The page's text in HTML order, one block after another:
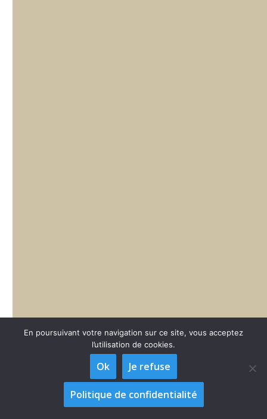
En poursuivant votre navigation sur ce site, vous acceptez
l’utilisation de cookies.
Ok Je refuse
Politique de confidentialité